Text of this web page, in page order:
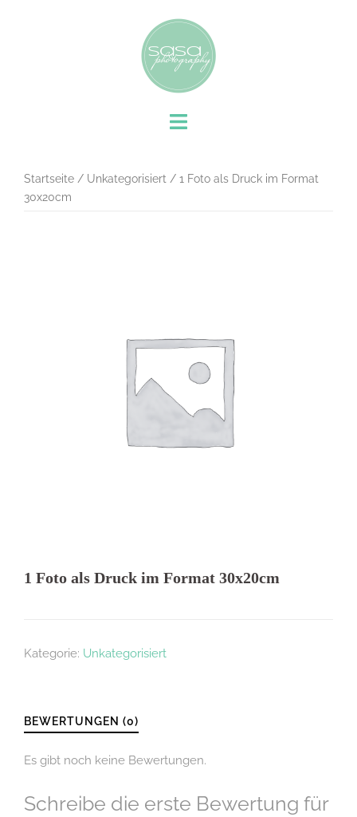
Startseite / Unkategorisiert / 1 Foto als Druck im Format
30x20cm
1 Foto als Druck im Format 30x20cm
Kategorie: Unkategorisiert
BEWERTUNGEN (0)
Es gibt noch keine Bewertungen.
Schreibe die erste Bewertung für